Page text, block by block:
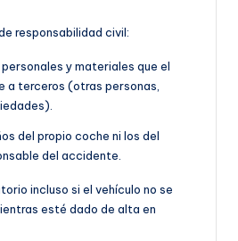
responsabilidad civil:
y materiales que el
a terceros (otras personas,
del propio coche ni los del
del accidente.
incluso si el vehículo no se
esté dado de alta en